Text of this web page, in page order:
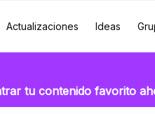
Actualizaciones Ideas
tu contenido favorito